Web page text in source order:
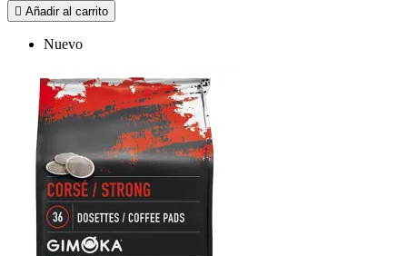
 Añadir al carrito
Nuevo